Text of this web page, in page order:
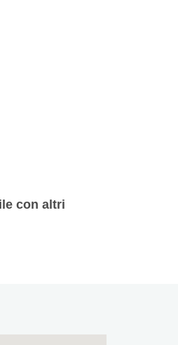
con altri